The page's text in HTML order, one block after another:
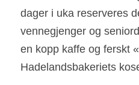
dager i uka reserveres
vennegjenger og
en kopp kaffe og ferskt
Hadelandsbakeriets